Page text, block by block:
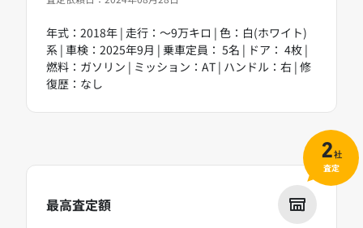
年式：2018年 | 走行：～9万キロ | 色：白(ホワイト)
系 | 車検：2025年9月 | 乗車定員： 5名 | ドア： 4枚 |
燃料：ガソリン | ミッション：AT | ハンドル：右 | 修
復歴：なし
最高査定額
2社
査定